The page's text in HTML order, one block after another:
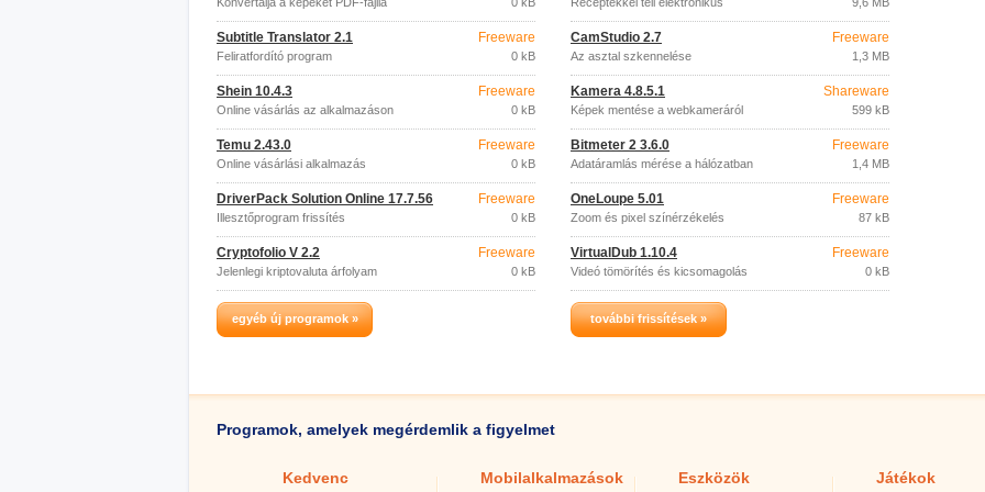
Subtitle Translator 2.1
Feliratfordító program
Freeware
0 kB
Shein 10.4.3
Online vásárlás az alkalmazáson
Freeware
0 kB
Temu 2.43.0
Online vásárlási alkalmazás
Freeware
0 kB
DriverPack Solution Online 17.7.56
Illesztőprogram frissítés
Freeware
0 kB
Cryptofolio V 2.2
Jelenlegi kriptovaluta árfolyam
Freeware
0 kB
egyéb új programok »
szakácskönyv.
CamStudio 2.7
Az asztal szkennelése
Freeware
1,3 MB
Kamera 4.8.5.1
Képek mentése a webkameráról
Shareware
599 kB
Bitmeter 2 3.6.0
Adatáramlás mérése a hálózatban
Freeware
1,4 MB
OneLoupe 5.01
Zoom és pixel színérzékelés
Freeware
87 kB
VirtualDub 1.10.4
Videó tömörítés és kicsomagolás
Freeware
0 kB
további frissítések »
Programok, amelyek megérdemlik a figyelmet
Kedvenc Mobilalkalmazások Eszközök Játékok